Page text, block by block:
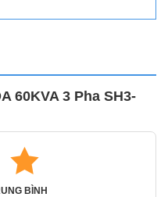
60KVA 3 Pha SH3-
BÌNH